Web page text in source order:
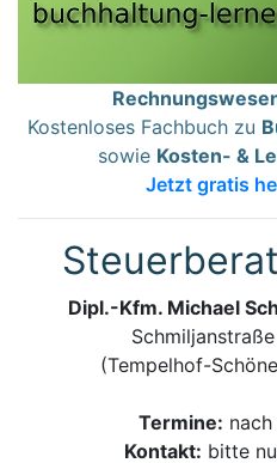
Kostenloses Fachbuch zu
sowie Kosten- &
Jetzt gratis
Dipl.-Kfm. Michael
Schmiljanstraße
(Tempelhof-
Termine:
Kontakt: bitte